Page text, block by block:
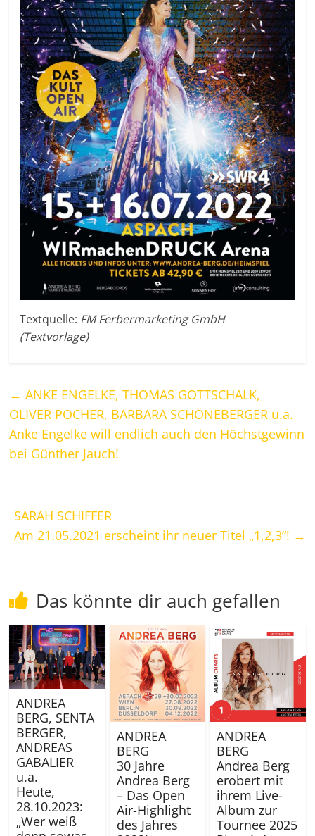
Textquelle: FM Ferbermarketing GmbH
(Textvorlage)
← ANKE ENGELKE, THOMAS GOTTSCHALK,
OLIVER POCHER, BARBARA SCHÖNEBERGER u.a.
Anke Engelke will endlich auch den Höchstgewinn
bei Günther Jauch!
SARAH SCHIFFER
Am 21.05.2021 erscheint ihr neuer Titel „1,2,3“! →
Das könnte dir auch gefallen
ANDREA
BERG, SENTA
BERGER,
ANDREAS
GABALIER
u.a.
Heute,
28.10.2023:
„Wer weiß
ANDREA
BERG
30 Jahre
Andrea Berg
– Das Open
Air-Highlight
des Jahres
ANDREA
BERG
Andrea Berg
erobert mit
ihrem Live-
Album zur
Tournee 2025